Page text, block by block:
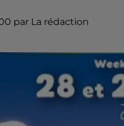
par La rédaction